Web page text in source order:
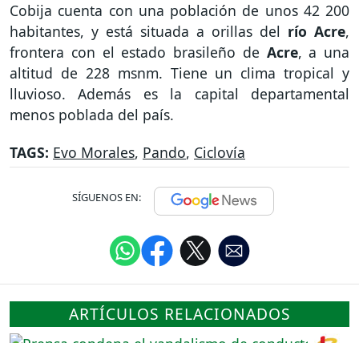
Cobija cuenta con una población de unos 42 200
habitantes, y está situada a orillas del río Acre,
frontera con el estado brasileño de Acre, a una
altitud de 228 msnm. Tiene un clima tropical y
lluvioso. Además es la capital departamental
menos poblada del país.
TAGS: Evo Morales, Pando, Ciclovía
SÍGUENOS EN:
ARTÍCULOS RELACIONADOS